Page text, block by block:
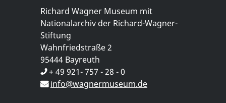
Richard Wagner Museum mit
Nationalarchiv der Richard-Wagner-
Stiftung
Wahnfriedstraße 2
95444 Bayreuth
+ 49 921- 757 - 28 - 0
info@wagnermuseum.de